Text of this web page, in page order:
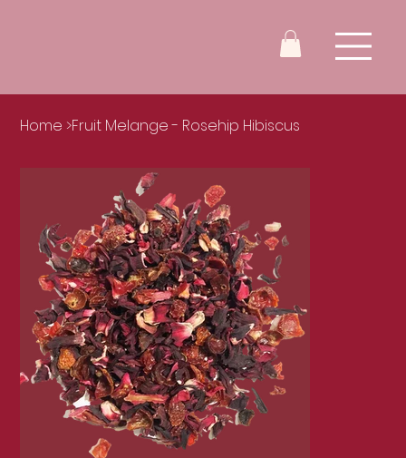
Home >Fruit Melange - Rosehip Hibiscus